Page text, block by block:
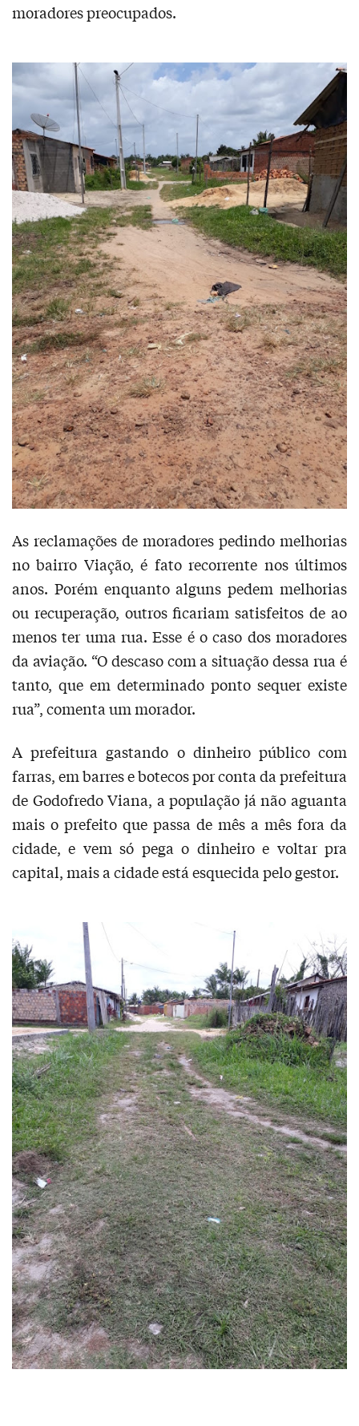
moradores preocupados.
As reclamações de moradores pedindo melhorias
no bairro Viação, é fato recorrente nos últimos
anos. Porém enquanto alguns pedem melhorias
ou recuperação, outros ficariam satisfeitos de ao
menos ter uma rua. Esse é o caso dos moradores
da aviação. “O descaso com a situação dessa rua é
tanto, que em determinado ponto sequer existe
rua”, comenta um morador.
A prefeitura gastando o dinheiro público com
farras, em barres e botecos por conta da prefeitura
de Godofredo Viana, a população já não aguanta
mais o prefeito que passa de mês a mês fora da
cidade, e vem só pega o dinheiro e voltar pra
capital, mais a cidade está esquecida pelo gestor.